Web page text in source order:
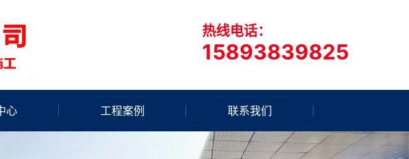
热线电话：
15893839825
心 工程案例 联系我们
Next